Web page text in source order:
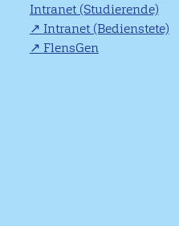
Intranet (Studierende)
Intranet (Bedienstete)
FlensGen